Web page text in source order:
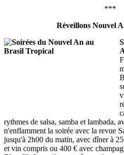
***
Réveillons Nouvel
rythmes de salsa, samba et lambada,
n'enflamment la soirée avec la revue
jusqu'à 2h00 du matin, avec dîner à
et vin compris ou 400 € avec